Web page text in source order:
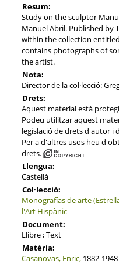
Resum:
Study on the sculptor
Manuel Abril. Published by
within the collection
contains photographs of
the artist.
Nota:
Director de la col·lecció:
Drets:
Aquest material està
Podeu utilitzar aquest
legislació de drets d'autor i
Per a d'altres usos heu
drets.
Llengua:
Castellà
Col·lecció:
Monografías de arte
l'Art Hispànic
Document:
Llibre ; Text
Matèria:
Casanovas, Enric,1882-1948